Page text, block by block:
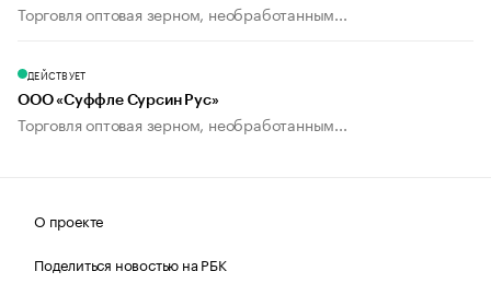
Торговля оптовая зерном, необработанным...
ДЕЙСТВУЕТ
ООО «Суффле Сурсин Рус»
Торговля оптовая зерном, необработанным...
О проекте
Поделиться новостью на РБК